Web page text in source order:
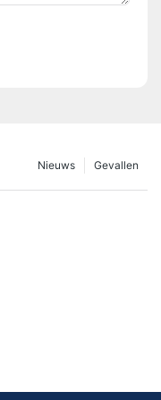
Gevallen
Nieuws
leverancier van